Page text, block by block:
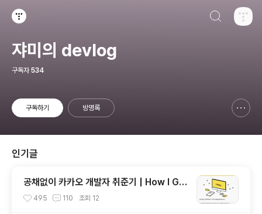
쟈미의 devlog
구독자 534
구독하기 방명록
인기글
공채없이 카카오 개발자 취준기 | How I Go
t a Developer Job at Kakao Without
495 110 조회 12